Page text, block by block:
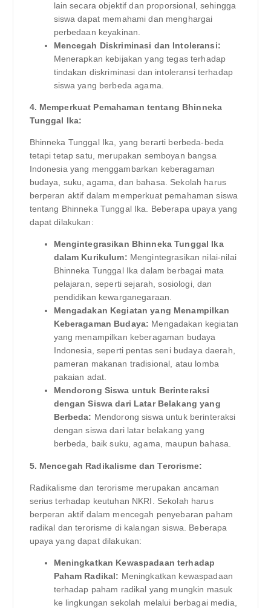
lain secara objektif dan proporsional, sehingga
siswa dapat memahami dan menghargai
perbedaan keyakinan.
Mencegah Diskriminasi dan Intoleransi:
Menerapkan kebijakan yang tegas terhadap
tindakan diskriminasi dan intoleransi terhadap
siswa yang berbeda agama.
4. Memperkuat Pemahaman tentang Bhinneka
Tunggal Ika:
Bhinneka Tunggal Ika, yang berarti berbeda-beda
tetapi tetap satu, merupakan semboyan bangsa
Indonesia yang menggambarkan keberagaman
budaya, suku, agama, dan bahasa. Sekolah harus
berperan aktif dalam memperkuat pemahaman siswa
tentang Bhinneka Tunggal Ika. Beberapa upaya yang
dapat dilakukan:
Mengintegrasikan Bhinneka Tunggal Ika
dalam Kurikulum: Mengintegrasikan nilai-nilai
Bhinneka Tunggal Ika dalam berbagai mata
pelajaran, seperti sejarah, sosiologi, dan
pendidikan kewarganegaraan.
Mengadakan Kegiatan yang Menampilkan
Keberagaman Budaya: Mengadakan kegiatan
yang menampilkan keberagaman budaya
Indonesia, seperti pentas seni budaya daerah,
pameran makanan tradisional, atau lomba
pakaian adat.
Mendorong Siswa untuk Berinteraksi
dengan Siswa dari Latar Belakang yang
Berbeda: Mendorong siswa untuk berinteraksi
dengan siswa dari latar belakang yang
berbeda, baik suku, agama, maupun bahasa.
5. Mencegah Radikalisme dan Terorisme:
Radikalisme dan terorisme merupakan ancaman
serius terhadap keutuhan NKRI. Sekolah harus
berperan aktif dalam mencegah penyebaran paham
radikal dan terorisme di kalangan siswa. Beberapa
upaya yang dapat dilakukan:
Meningkatkan Kewaspadaan terhadap
Paham Radikal: Meningkatkan kewaspadaan
terhadap paham radikal yang mungkin masuk
ke lingkungan sekolah melalui berbagai media,